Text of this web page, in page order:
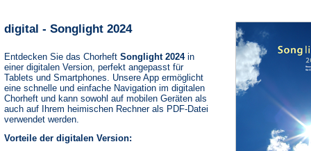
digital - Songlight 2024
Entdecken Sie das Chorheft Songlight 2024in
einer digitalen Version, perfekt angepasst für
Tablets und Smartphones. Unsere App ermöglicht
eine schnelle und einfache Navigation im digitalen
Chorheft und kann sowohl auf mobilen Geräten als
auch auf Ihrem heimischen Rechner als PDF-Datei
verwendet werden.
Vorteile der digitalen Version: